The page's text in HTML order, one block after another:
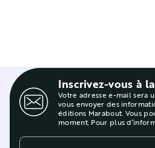
Inscrivez-vous à
Votre adresse e-mail sera
vous envoyer des
éditions Marabout. Vous
moment. Pour plus